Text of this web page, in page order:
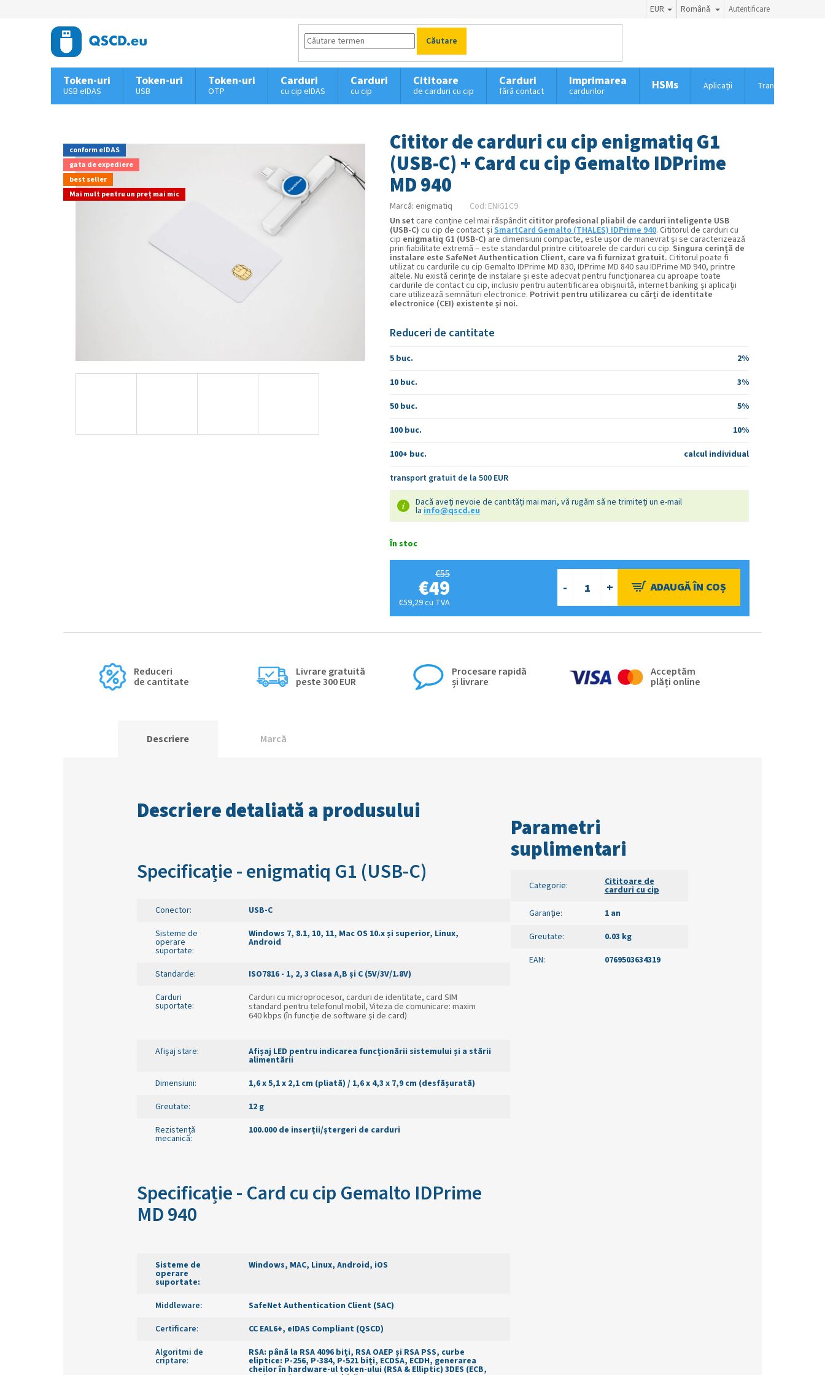
EUR Română Autentificare
Căutare
Token-uri
USB eIDAS
Token-uri
USB
Token-uri
OTP
Carduri
cu cip eIDAS
Carduri
cu cip
Cititoare
de carduri cu cip
Carduri
fără contact
Imprimarea
cardurilor HSMs Aplicații Transport și taxe
conform eIDAS
gata de expediere
best seller
Mai mult pentru un preț mai mic
Un set care conține cel mai răspândit cititor profesional pliabil de carduri inteligente USB
(USB-C) cu cip de contact șiSmartCard Gemalto (THALES) IDPrime 940.Cititorul de carduri cu
cip enigmatiq G1 (USB-C) are dimensiuni compacte, este ușor de manevrat și se caracterizează
prin fiabilitate extremă – este standardul printre cititoarele de carduri cu cip.Singura cerință de
instalare este SafeNet Authentication Client, care va fi furnizat gratuit. Cititorul poate fi
utilizat cu cardurile cu cip Gemalto IDPrime MD 830, IDPrime MD 840 sau IDPrime MD 940, printre
altele. Nu există cerințe de instalare și este adecvat pentru funcționarea cu aproape toate
cardurile de contact cu cip, inclusiv pentru autentificarea obișnuită, internet banking și aplicații
care utilizează semnături electronice. Potrivit pentru utilizarea cu cărți de identitate
electronice (CEI) existente și noi.
Reduceri de cantitate
5 buc.
2%
10 buc.
3%
50 buc.
5%
100 buc.
10%
100+ buc.
calcul individual
transport gratuit de la 500 EUR
Dacă aveți nevoie de cantități mai mari, vă rugăm să ne trimiteți un e-mail
lainfo@qscd.eu
În stoc
€55
€49
€59,29 cu TVA
Cititor de carduri cu cip enigmatiq G1
(USB-C) + Card cu cip Gemalto IDPrime
MD 940
Marcă: enigmatiq Cod: ENIG1C9
Reduceri
de cantitate
Livrare gratuită
peste 300 EUR
Procesare rapidă
și livrare
Acceptăm
plăți online
Descriere Marcă
Descriere detaliată a produsului
Specificație - enigmatiq G1 (USB-C)
Conector:
USB-C
Sisteme de
operare
suportate:
Windows 7, 8.1, 10, 11, Mac OS 10.x și superior, Linux,
Android
Standarde:
ISO7816 - 1, 2, 3 Clasa A,B și C (5V/3V/1.8V)
Carduri
suportate:
Carduri cu microprocesor, carduri de identitate, card SIM
standard pentru telefonul mobil, Viteza de comunicare: maxim
640 kbps (în funcție de software și de card)
Afișaj stare: Afișaj LED pentru indicarea funcționării sistemului și a stării
alimentării
Dimensiuni: 1,6 x 5,1 x 2,1 cm (pliată) / 1,6 x 4,3 x 7,9 cm (desfășurată)
Greutate:
12 g
Rezistență
mecanică:
100.000 de inserții/ștergeri de carduri
Specificație - Card cu cip Gemalto IDPrime
MD 940
Sisteme de
operare
suportate:
Windows, MAC, Linux, Android, iOS
Middleware:
SafeNet Authentication Client (SAC)
Certificare:
CC EAL6+, eIDAS Compliant (QSCD)
Algoritmi de
criptare:
RSA: până la RSA 4096 biți, RSA OAEP și RSA PSS, curbe
eliptice: P-256, P-384, P-521 biți, ECDSA, ECDH, generarea
cheilor în hardware-ul token-ului (RSA & Elliptic) 3DES (ECB,
Parametri
suplimentari
Categorie: Cititoare de
carduri cu cip
Garanţie:
1 an
Greutate:
0.03 kg
EAN: 0769503634319